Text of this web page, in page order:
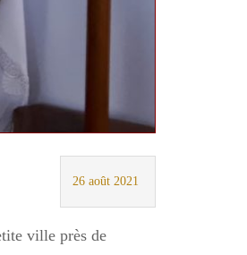
26 août 2021
ville près de